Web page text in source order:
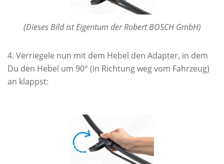
(Dieses Bild ist Eigentum der Robert BOSCH GmbH)
Verriegele nun mit dem Hebel den Adapter, in dem
Du den Hebel um 90° (in Richtung weg vom Fahrzeug)
an klappst: